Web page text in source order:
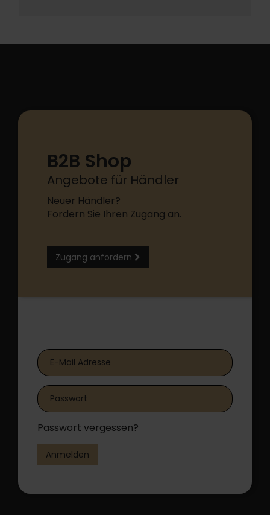
B2B Shop
Angebote für Händler
Neuer Händler?
Fordern Sie Ihren Zugang an.
Zugang anfordern
Passwort vergessen?
Anmelden